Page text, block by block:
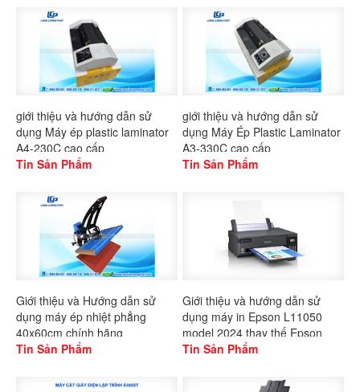
giới thiệu và hướng dẫn sử
dụng Máy ép plastic laminator
A4-230C cao cấp
Tin Sản Phẩm
giới thiệu và hướng dẫn sử
dụng Máy Ép Plastic Laminator
A3-330C cao cấp
Tin Sản Phẩm
Giới thiệu và Hướng dẫn sử
dụng máy ép nhiệt phẳng
40x60cm chính hãng
Gaoshang
Tin Sản Phẩm
Giới thiệu và hướng dẫn sử
dụng máy in Epson L11050
model 2024 thay thế Epson
L1300
Tin Sản Phẩm